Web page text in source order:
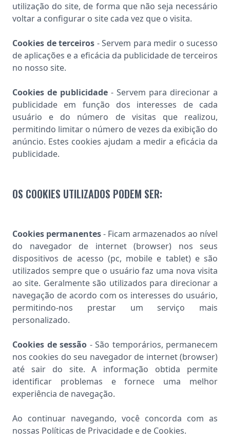
utilização do site, de forma que não seja necessário
voltar a configurar o site cada vez que o visita.
Cookies de terceiros - Servem para medir o sucesso
de aplicações e a eficácia da publicidade de terceiros
no nosso site.
Cookies de publicidade - Servem para direcionar a
publicidade em função dos interesses de cada
usuário e do número de visitas que realizou,
permitindo limitar o número de vezes da exibição do
anúncio. Estes cookies ajudam a medir a eficácia da
publicidade.
OS COOKIES UTILIZADOS PODEM SER:
Cookies permanentes- Ficam armazenados ao nível
do navegador de internet (browser) nos seus
dispositivos de acesso (pc, mobile e tablet) e são
utilizados sempre que o usuário faz uma nova visita
ao site. Geralmente são utilizados para direcionar a
navegação de acordo com os interesses do usuário,
permitindo-nos prestar um serviço mais
personalizado.
Cookies de sessão - São temporários, permanecem
nos cookies do seu navegador de internet (browser)
até sair do site. A informação obtida permite
identificar problemas e fornece uma melhor
experiência de navegação.
Ao continuar navegando, você concorda com as
nossas Políticas de Privacidade e de Cookies.